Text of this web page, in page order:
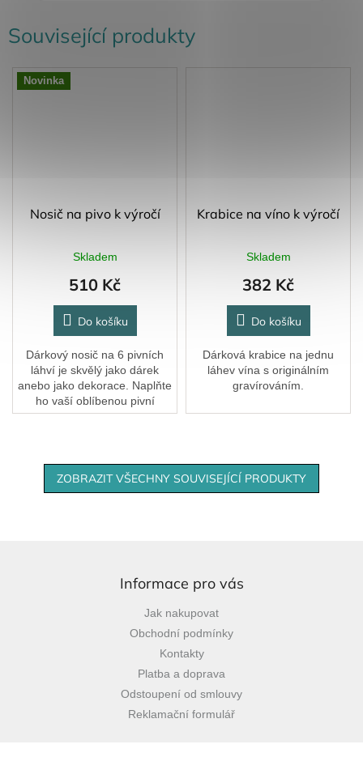
Související produkty
Novinka
Nosič na pivo k výročí
Skladem
510 Kč
Do košíku
Dárkový nosič na 6 pivních
láhví je skvělý jako dárek
anebo jako dekorace. Naplňte
ho vaší oblíbenou pivní
značkou!
Krabice na víno k výročí
Skladem
382 Kč
Do košíku
Dárková krabice na jednu
láhev vína s originálním
gravírováním.
ZOBRAZIT VŠECHNY SOUVISEJÍCÍ PRODUKTY
Informace pro vás
Jak nakupovat
Obchodní podmínky
Kontakty
Platba a doprava
Odstoupení od smlouvy
Reklamační formulář